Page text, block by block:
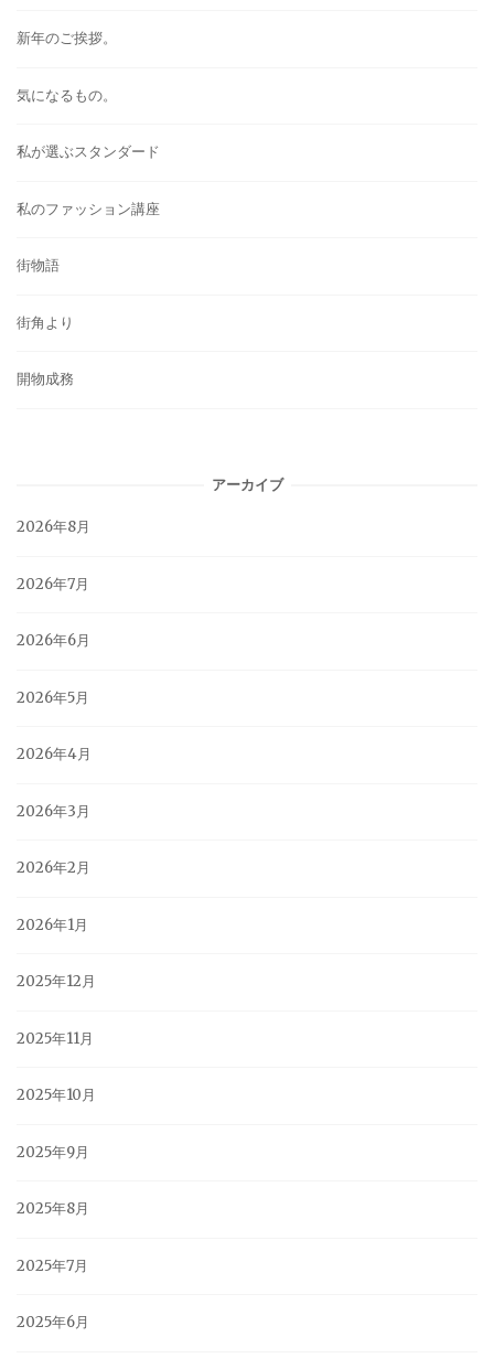
新年のご挨拶。
気になるもの。
私が選ぶスタンダード
私のファッション講座
街物語
街角より
開物成務
アーカイブ
2026年8月
2026年7月
2026年6月
2026年5月
2026年4月
2026年3月
2026年2月
2026年1月
2025年12月
2025年11月
2025年10月
2025年9月
2025年8月
2025年7月
2025年6月